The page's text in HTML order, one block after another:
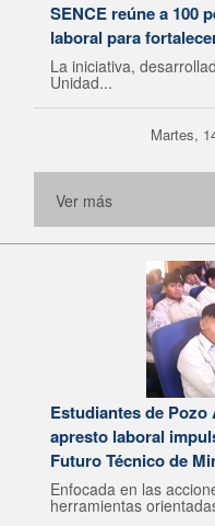
SENCE reúne a 100
laboral para
La iniciativa,
Unidad...
Martes,
Ver más
Estudiantes de
apresto laboral
Futuro Técnico de
Enfocada en las
herramientas